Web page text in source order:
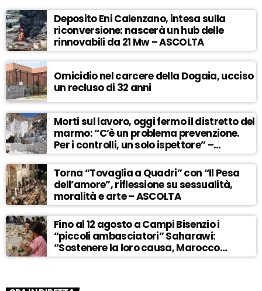
Deposito Eni Calenzano, intesa sulla
riconversione: nascerà un hub delle
rinnovabili da 21 Mw – ASCOLTA
Omicidio nel carcere della Dogaia, ucciso
un recluso di 32 anni
Morti sul lavoro, oggi fermo il distretto del
marmo: “C’è un problema prevenzione.
Per i controlli, un solo ispettore” –
ASCOLTA
Torna “Tovaglia a Quadri” con “Il Pesa
dell’amore”, riflessione su sessualità,
moralità e arte – ASCOLTA
Fino al 12 agosto a Campi Bisenzio i
“piccoli ambasciatori” Saharawi:
“Sostenere la loro causa, Marocco
sempre più invadente” – ASCOLTA